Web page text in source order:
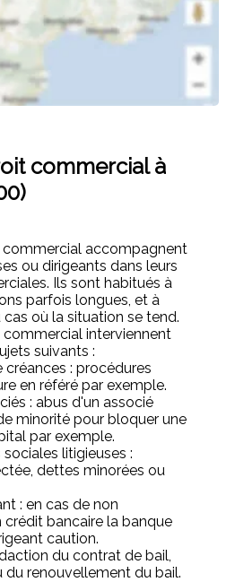
commercial à
accompagnent
ou dirigeants dans leurs
Ils sont habitués à
parfois longues, et à
où la situation se tend.
interviennent
suivants :
: procédures
en référé par exemple.
: abus d'un associé
minorité pour bloquer une
par exemple.
litigieuses :
dettes minorées ou
: en cas de non
bancaire la banque
caution.
du contrat de bail,
du renouvellement du bail.